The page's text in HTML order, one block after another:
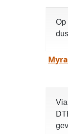
Op
Via